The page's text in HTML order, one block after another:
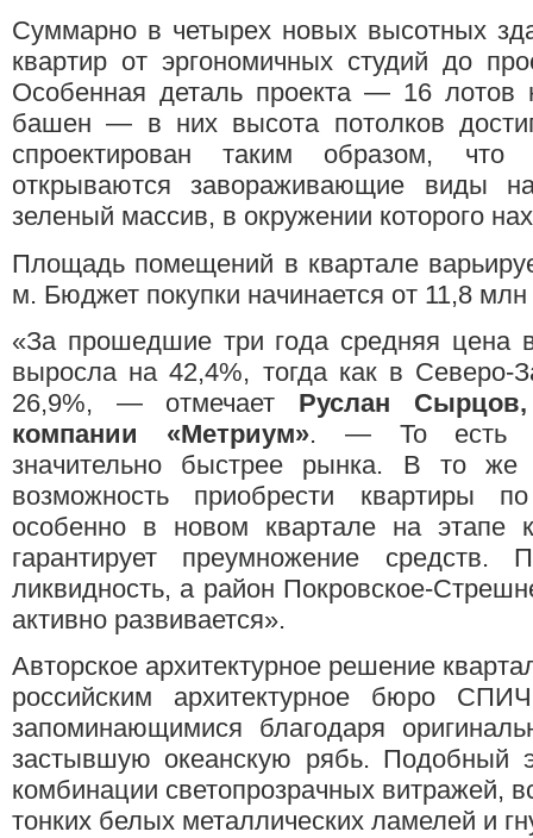
Суммарно в четырех новых высотных
квартир от эргономичных студий до
Особенная деталь проекта — 16 лотов
башен — в них высота потолков
спроектирован таким образом, что
открываются завораживающие виды
зеленый массив, в окружении которого
Площадь помещений в квартале
м. Бюджет покупки начинается от 11,8
«За прошедшие три года средняя цена
выросла на 42,4%, тогда как в Северо-
26,9%, — отмечает Руслан
компании «Метриум». — То есть
значительно быстрее рынка. В то
возможность приобрести квартиры
особенно в новом квартале на этапе
гарантирует преумножение
ликвидность, а район Покровское-
активно развивается».
Авторское архитектурное решение
российским архитектурное бюро
запоминающимися благодаря
застывшую океанскую рябь. Подобный
комбинации светопрозрачных витражей,
тонких белых металлических ламелей и